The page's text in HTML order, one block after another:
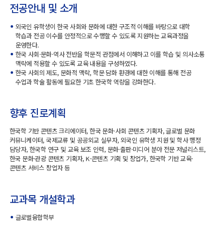
전공안내 및 소개
외국인 유학생이 한국 사회와 문화에 대한 구조적 이해를 바탕으로 대학
학습과 전공 이수를 안정적으로 수행할 수 있도록 지원하는 교육과정을
운영한다.
한국 사회·문화·역사 전반을 학문적 관점에서 이해하고 이를 학습 및 의사소통
맥락에 적용할 수 있도록 교육 내용을 구성하였다.
한국 사회의 제도, 문화적 맥락, 학문 담화 환경에 대한 이해를 통해 전공
수업과 학술 활동에 필요한 기초 한국학 역량을 강화한다.
향후 진로계획
한국학 기반 콘텐츠 크리에이터, 한국 문화·사회 콘텐츠 기획자, 글로벌 문화
커뮤니케이터, 국제교류 및 공공외교 실무자, 외국인 유학생 지원 및 학사 행정
담당자, 한국학 연구 및 교육 보조 인력, 문화·출판·미디어 분야 전문 저널리스트,
한국 문화·관광 콘텐츠 기획자, K-콘텐츠 기획 및 창업가, 한국학 기반 교육·
콘텐츠 서비스 창업자 등
교과목 개설학과
글로벌융합학부